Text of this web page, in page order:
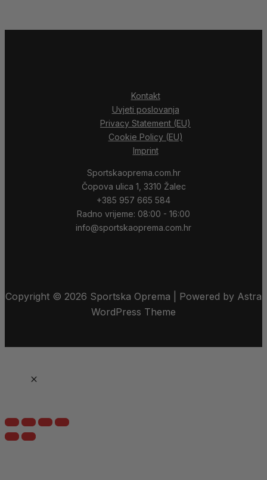
Kontakt
Uvjeti poslovanja
Privacy Statement (EU)
Cookie Policy (EU)
Imprint
Sportskaoprema.com.hr
Čopova ulica 1, 3310 Žalec
+385 957 665 584
Radno vrijeme: 08:00 - 16:00
info@sportskaoprema.com.hr
Copyright © 2026 Sportska Oprema | Powered by Astra
WordPress Theme